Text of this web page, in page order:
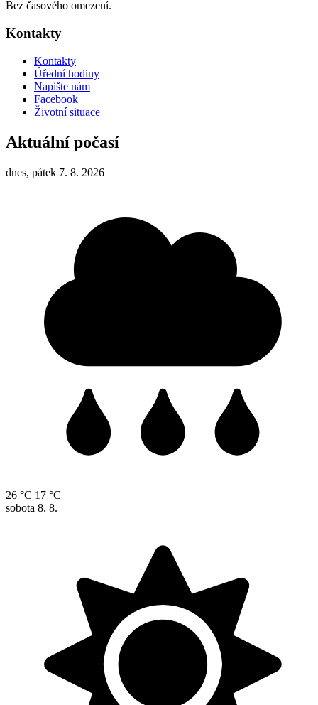
Bez časového omezení.
Kontakty
Kontakty
Úřední hodiny
Napište nám
Facebook
Životní situace
Aktuální počasí
dnes, pátek 7. 8. 2026
26 °C 17 °C
sobota 8. 8.